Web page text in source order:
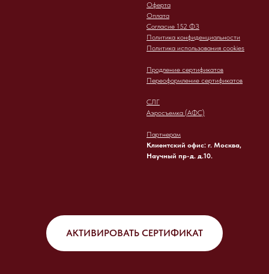
Оферта
Оплата
Согласие 152 ФЗ
Политика конфиденциальности
Политика использования cookies
Продление сертификатов
Переоформление сертификатов
СЛГ
Аэросъемка (АФС)
Партнерам
Клиентский офис: г. Москва,
Научный пр-д. д.10.
АКТИВИРОВАТЬ СЕРТИФИКАТ